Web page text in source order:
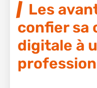
Les
confier sa
digitale à